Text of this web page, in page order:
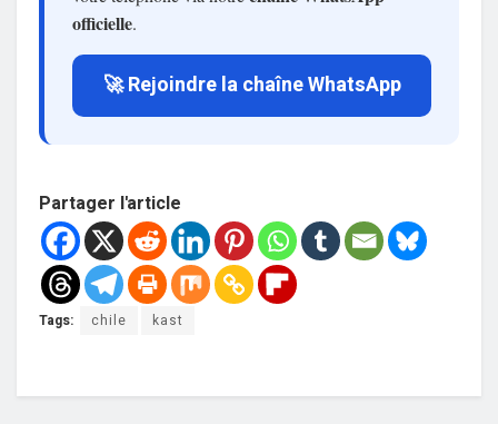
officielle.
🚀 Rejoindre la chaîne WhatsApp
Partager l'article
Tags: chile kast